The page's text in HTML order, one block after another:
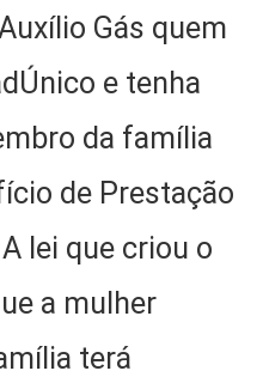
Gás quem
e tenha
da família
de Prestação
lei que criou o
a mulher
terá